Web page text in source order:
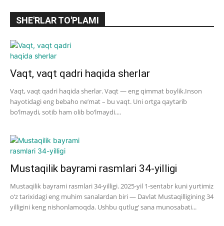
SHE'RLAR TO'PLAMI
Vaqt, vaqt qadri haqida sherlar
Vaqt, vaqt qadri haqida sherlar. Vaqt — eng qimmat boylik.Inson
hayotidagi eng bebaho ne’mat – bu vaqt. Uni ortga qaytarib
bo‘lmaydi, sotib ham olib bo‘lmaydi....
Mustaqilik bayrami rasmlari 34-yilligi
Mustaqilik bayrami rasmlari 34-yilligi. 2025-yil 1-sentabr kuni yurtimiz
o‘z tarixidagi eng muhim sanalardan biri — Davlat Mustaqilligining 34
yilligini keng nishonlamoqda. Ushbu qutlug‘ sana munosabati...